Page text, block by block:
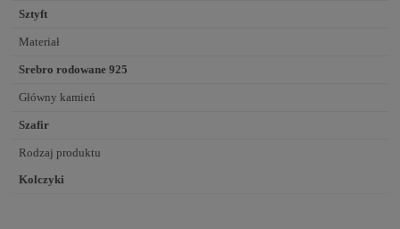
Sztyft
Materiał
Srebro rodowane 925
Główny kamień
Szafir
Rodzaj produktu
Kolczyki